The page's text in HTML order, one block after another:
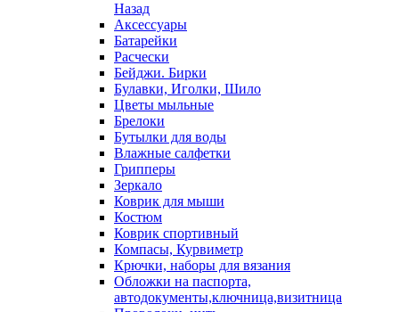
Назад
Аксессуары
Батарейки
Расчески
Бейджи. Бирки
Булавки, Иголки, Шило
Цветы мыльные
Брелоки
Бутылки для воды
Влажные салфетки
Грипперы
Зеркало
Коврик для мыши
Костюм
Коврик спортивный
Компасы, Курвиметр
Крючки, наборы для вязания
Обложки на паспорта,
автодокументы,ключница,визитница